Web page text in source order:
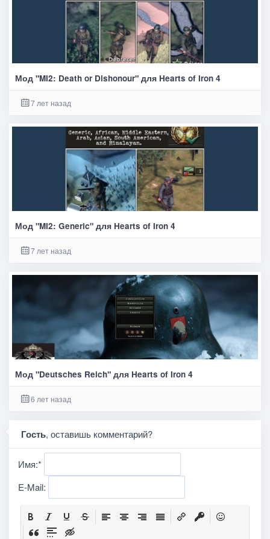
Мод "MI2: Death or Dishonour" для Hearts of Iron 4
7 лет назад
Мод "MI2: Generic" для Hearts of Iron 4
7 лет назад
Мод "Deutsches Reich" для Hearts of Iron 4
6 лет назад
Гость, оставишь комментарий?
Имя:*
E-Mail: